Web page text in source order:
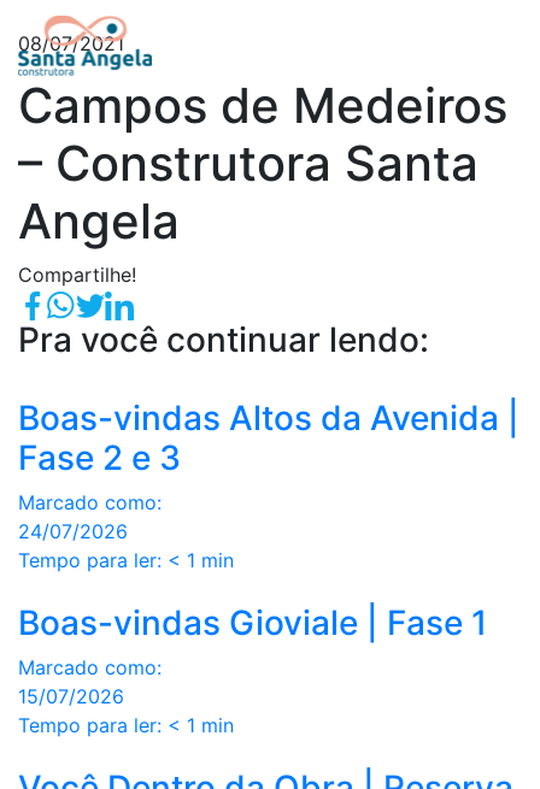
08/07/2021
Campos de Medeiros
– Construtora Santa
Angela
Compartilhe!
Pra você continuar lendo:
Boas-vindas Altos da Avenida |
Fase 2 e 3
Marcado como:
24/07/2026
Tempo para ler: < 1 min
Boas-vindas Gioviale | Fase 1
Marcado como:
15/07/2026
Tempo para ler: < 1 min